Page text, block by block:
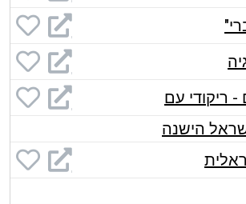
ריקודי עם
הישנה